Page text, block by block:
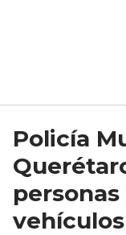
Policía